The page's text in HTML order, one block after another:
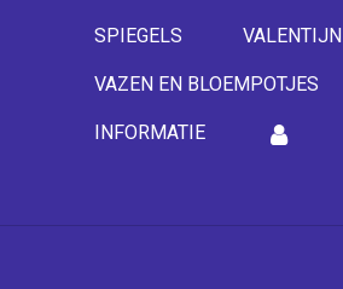
SPIEGELS VALENTIJN
VAZEN EN BLOEMPOTJES
INFORMATIE